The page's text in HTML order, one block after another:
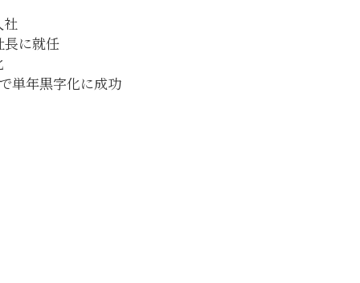
長に就任
単年黒字化に成功